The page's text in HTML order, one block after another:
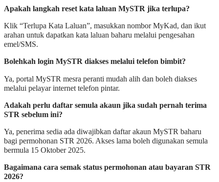
Apakah langkah reset kata laluan MySTR jika terlupa?
Klik “Terlupa Kata Laluan”, masukkan nombor MyKad, dan ikut
arahan untuk dapatkan kata laluan baharu melalui pengesahan
emel/SMS.
Bolehkah login MySTR diakses melalui telefon bimbit?
Ya, portal MySTR mesra peranti mudah alih dan boleh diakses
melalui pelayar internet telefon pintar.
Adakah perlu daftar semula akaun jika sudah pernah terima
STR sebelum ini?
Ya, penerima sedia ada diwajibkan daftar akaun MySTR baharu
bagi permohonan STR 2026. Akses lama boleh digunakan semula
bermula 15 Oktober 2025.
Bagaimana cara semak status permohonan atau bayaran STR
2026?